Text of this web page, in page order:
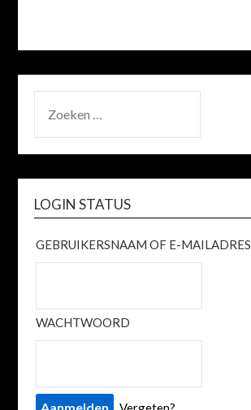
NAAR:
LOGIN STATUS
GEBRUIKERSNAAM OF E-MAILADRES
WACHTWOORD